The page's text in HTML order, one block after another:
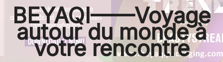
BEYAQI——Voyage
autour du monde à
votre rencontre